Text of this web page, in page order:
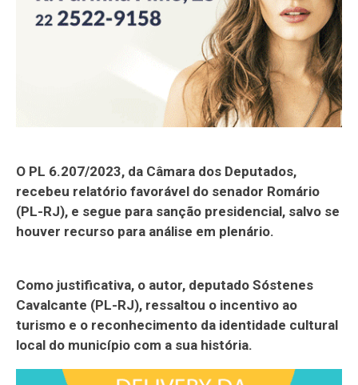
O PL 6.207/2023, da Câmara dos Deputados,
recebeu relatório favorável do senador Romário
(PL-RJ), e segue para sanção presidencial, salvo se
houver recurso para análise em plenário.
Como justificativa, o autor, deputado Sóstenes
Cavalcante (PL-RJ), ressaltou o incentivo ao
turismo e o reconhecimento da identidade cultural
local do município com a sua história.